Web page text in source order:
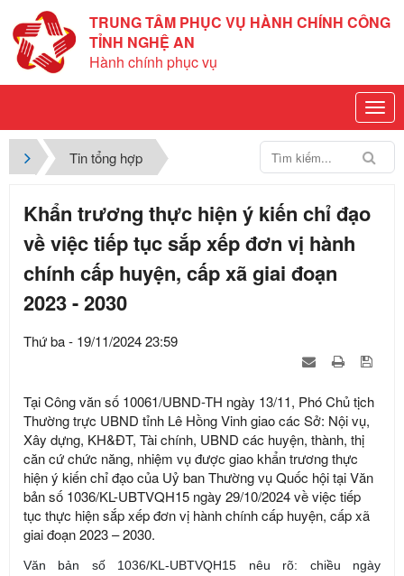
TRUNG TÂM PHỤC VỤ HÀNH CHÍNH CÔNG
TỈNH NGHỆ AN
Hành chính phục vụ
Tin tổng hợp
Khẩn trương thực hiện ý kiến chỉ đạo
về việc tiếp tục sắp xếp đơn vị hành
chính cấp huyện, cấp xã giai đoạn
2023 - 2030
Thứ ba - 19/11/2024 23:59
Tại Công văn số 10061/UBND-TH ngày 13/11, Phó Chủ tịch
Thường trực UBND tỉnh Lê Hồng Vinh giao các Sở: Nội vụ,
Xây dựng, KH&ĐT, Tài chính, UBND các huyện, thành, thị
căn cứ chức năng, nhiệm vụ được giao khẩn trương thực
hiện ý kiến chỉ đạo của Uỷ ban Thường vụ Quốc hội tại Văn
bản số 1036/KL-UBTVQH15 ngày 29/10/2024 về việc tiếp
tục thực hiện sắp xếp đơn vị hành chính cấp huyện, cấp xã
giai đoạn 2023 – 2030.
Văn bản số 1036/KL-UBTVQH15 nêu rõ: chiều ngày